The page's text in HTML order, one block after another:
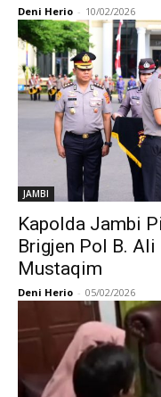
Deni Herio - 10/02/2026
JAMBI
Kapolda Jambi
Brigjen Pol B.
Mustaqim
Deni Herio - 05/02/2026